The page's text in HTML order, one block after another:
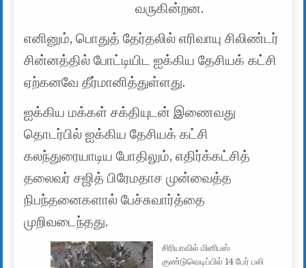
வருகின்றன.
எனினும், பொதுத் தேர்தலில் எரிவாயு சிலிண்டர்
சின்னத்தில் போட்டியிட ஐக்கிய தேசியக் கட்சி
ஏற்கனவே தீர்மானித்துள்ளது.
ஐக்கிய மக்கள் சக்தியுடன் இணைவது
தொடர்பில் ஐக்கிய தேசியக் கட்சி
கலந்துரையாடிய போதிலும், எதிர்க்கட்சித்
தலைவர் சஜித் பிரேமதாச முன்வைத்த
நிபந்தனைகளால் பேச்சுவார்த்தை
முறிவடைந்தது.
சிரியாவில் மினிபஸ்
குண்டுவெடிப்பில் 14 பேர் பலி